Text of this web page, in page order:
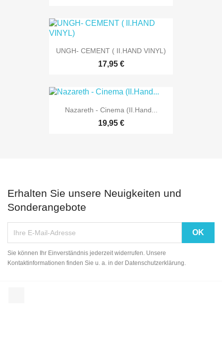
UNGH- CEMENT ( II.HAND VINYL)
17,95 €
Nazareth - Cinema (II.Hand...
19,95 €
Erhalten Sie unsere Neuigkeiten und
Sonderangebote
Sie können Ihr Einverständnis jederzeit widerrufen. Unsere
Kontaktinformationen finden Sie u. a. in der Datenschutzerklärung.